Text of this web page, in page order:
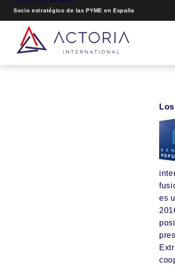
Socio estratégico de las PYME en España
es